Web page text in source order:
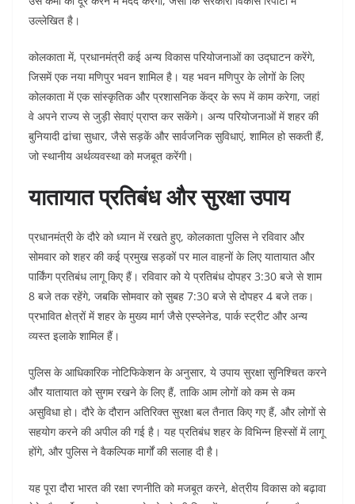
उल्लेखित है।
कोलकाता में, प्रधानमंत्री कई अन्य विकास परियोजनाओं का उद्घाटन करेंगे,
जिसमें एक नया मणिपुर भवन शामिल है। यह भवन मणिपुर के लोगों के लिए
कोलकाता में एक सांस्कृतिक और प्रशासनिक केंद्र के रूप में काम करेगा, जहां
वे अपने राज्य से जुड़ी सेवाएं प्राप्त कर सकेंगे। अन्य परियोजनाओं में शहर की
बुनियादी ढांचा सुधार, जैसे सड़कें और सार्वजनिक सुविधाएं, शामिल हो सकती हैं,
जो स्थानीय अर्थव्यवस्था को मजबूत करेंगी।
यातायात प्रतिबंध और सुरक्षा उपाय
प्रधानमंत्री के दौरे को ध्यान में रखते हुए, कोलकाता पुलिस ने रविवार और
सोमवार को शहर की कई प्रमुख सड़कों पर माल वाहनों के लिए यातायात और
पार्किंग प्रतिबंध लागू किए हैं। रविवार को ये प्रतिबंध दोपहर 3:30 बजे से शाम
8 बजे तक रहेंगे, जबकि सोमवार को सुबह 7:30 बजे से दोपहर 4 बजे तक।
प्रभावित क्षेत्रों में शहर के मुख्य मार्ग जैसे एस्प्लेनेड, पार्क स्ट्रीट और अन्य
व्यस्त इलाके शामिल हैं।
पुलिस के आधिकारिक नोटिफिकेशन के अनुसार, ये उपाय सुरक्षा सुनिश्चित करने
और यातायात को सुगम रखने के लिए हैं, ताकि आम लोगों को कम से कम
असुविधा हो। दौरे के दौरान अतिरिक्त सुरक्षा बल तैनात किए गए हैं, और लोगों से
सहयोग करने की अपील की गई है। यह प्रतिबंध शहर के विभिन्न हिस्सों में लागू
होंगे, और पुलिस ने वैकल्पिक मार्गों की सलाह दी है।
यह पूरा दौरा भारत की रक्षा रणनीति को मजबूत करने, क्षेत्रीय विकास को बढ़ावा